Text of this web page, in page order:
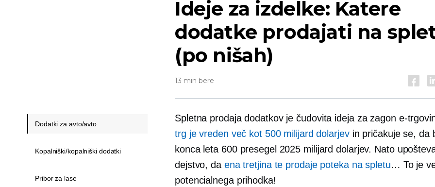
Ideje za izdelke: Katere
dodatke prodajati na
(po nišah)
13 min bere
Spletna prodaja dodatkov je čudovita ideja za zagon e-
trg je vreden več kot 500 milijard dolarjevin pričakuje se, da
konca leta 600 presegel 2025 milijard dolarjev. Nato
dejstvo, da ena tretjina te prodaje poteka na spletu… To je
potencialnega prihodka!
Dodatki za avto/avto
Kopalniški/kopalniški dodatki
Pribor za lase